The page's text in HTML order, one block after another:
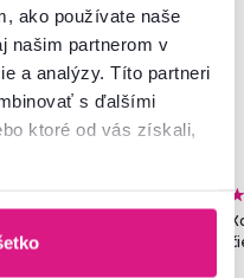
ako používate naše
našim partnerom v
a analýzy. Títo partneri
s ďalšími
ktoré od vás získali,
sonoma, SERVO TYP 1